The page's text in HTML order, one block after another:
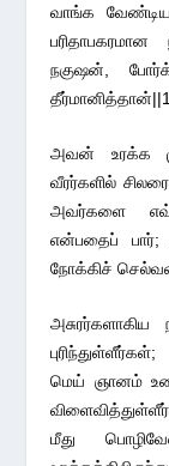
வாங்க
நகுஷன்,
அவன் உரக்க
வீரர்களில்
அவர்களை
என்பதைப்
நோக்கிச்
மெய் ஞானம்
மீது